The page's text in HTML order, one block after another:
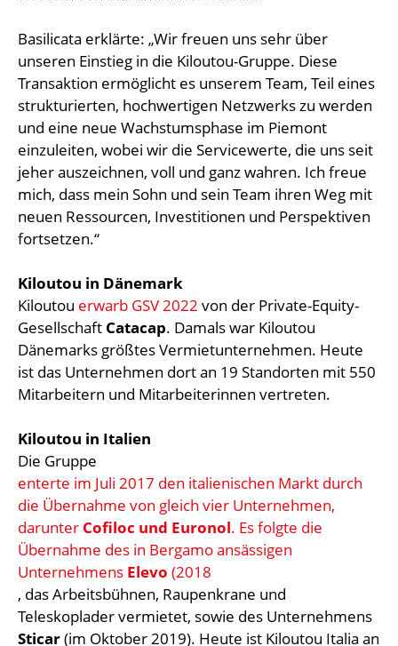
Basilicata erklärte: „Wir freuen uns sehr über
unseren Einstieg in die Kiloutou-Gruppe. Diese
Transaktion ermöglicht es unserem Team, Teil eines
strukturierten, hochwertigen Netzwerks zu werden
und eine neue Wachstumsphase im Piemont
einzuleiten, wobei wir die Servicewerte, die uns seit
jeher auszeichnen, voll und ganz wahren. Ich freue
mich, dass mein Sohn und sein Team ihren Weg mit
neuen Ressourcen, Investitionen und Perspektiven
fortsetzen.“
Kiloutou in Dänemark
Kiloutou erwarb GSV 2022 von der Private-Equity-
Gesellschaft Catacap. Damals war Kiloutou
Dänemarks größtes Vermietunternehmen. Heute
ist das Unternehmen dort an 19 Standorten mit 550
Mitarbeitern und Mitarbeiterinnen vertreten.
Kiloutou in Italien
Die Gruppe
enterte im Juli 2017 den italienischen Markt durch
die Übernahme von gleich vier Unternehmen,
darunter Cofiloc und Euronol. Es folgte die
Übernahme des in Bergamo ansässigen
Unternehmens Elevo (2018
, das Arbeitsbühnen, Raupenkrane und
Teleskoplader vermietet, sowie des Unternehmens
Sticar(im Oktober 2019). Heute ist Kiloutou Italia an